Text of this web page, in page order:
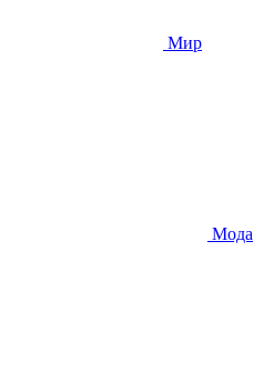
Мир
Мода